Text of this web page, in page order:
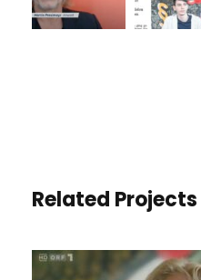
Related Projects